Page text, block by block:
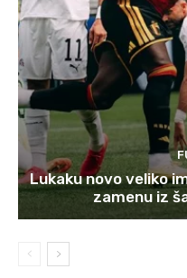
Lukaku novo veliko
zamenu iz